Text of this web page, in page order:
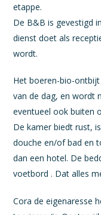
etappe.
De B&B is gevestigd
dienst doet als
wordt.
Het boeren-bio-
van de dag, en wordt
eventueel ook buiten
De kamer biedt rust,
douche en/of bad en
dan een hotel. De
voetbord . Dat alles
Cora de eigenaresse